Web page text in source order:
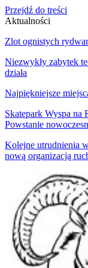
Przejdź do treści
Aktualności
Zlot ognistych
Niezwykły zabytek
działa
Najpiękniejsze
Skatepark Wyspa na
Powstanie
Kolejne utrudnienia
nową organizacją